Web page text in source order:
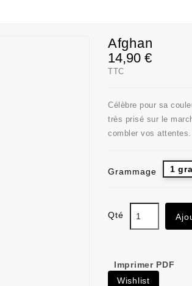
Afghan
14,90 €
TTC
Célèbre pour sa
très prisé sur le
combler vos attentes.
Grammage 1
Qté
Imprimer PDF
Wishlist